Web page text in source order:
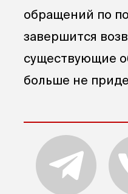
обращений по
завершится
существующие
больше не